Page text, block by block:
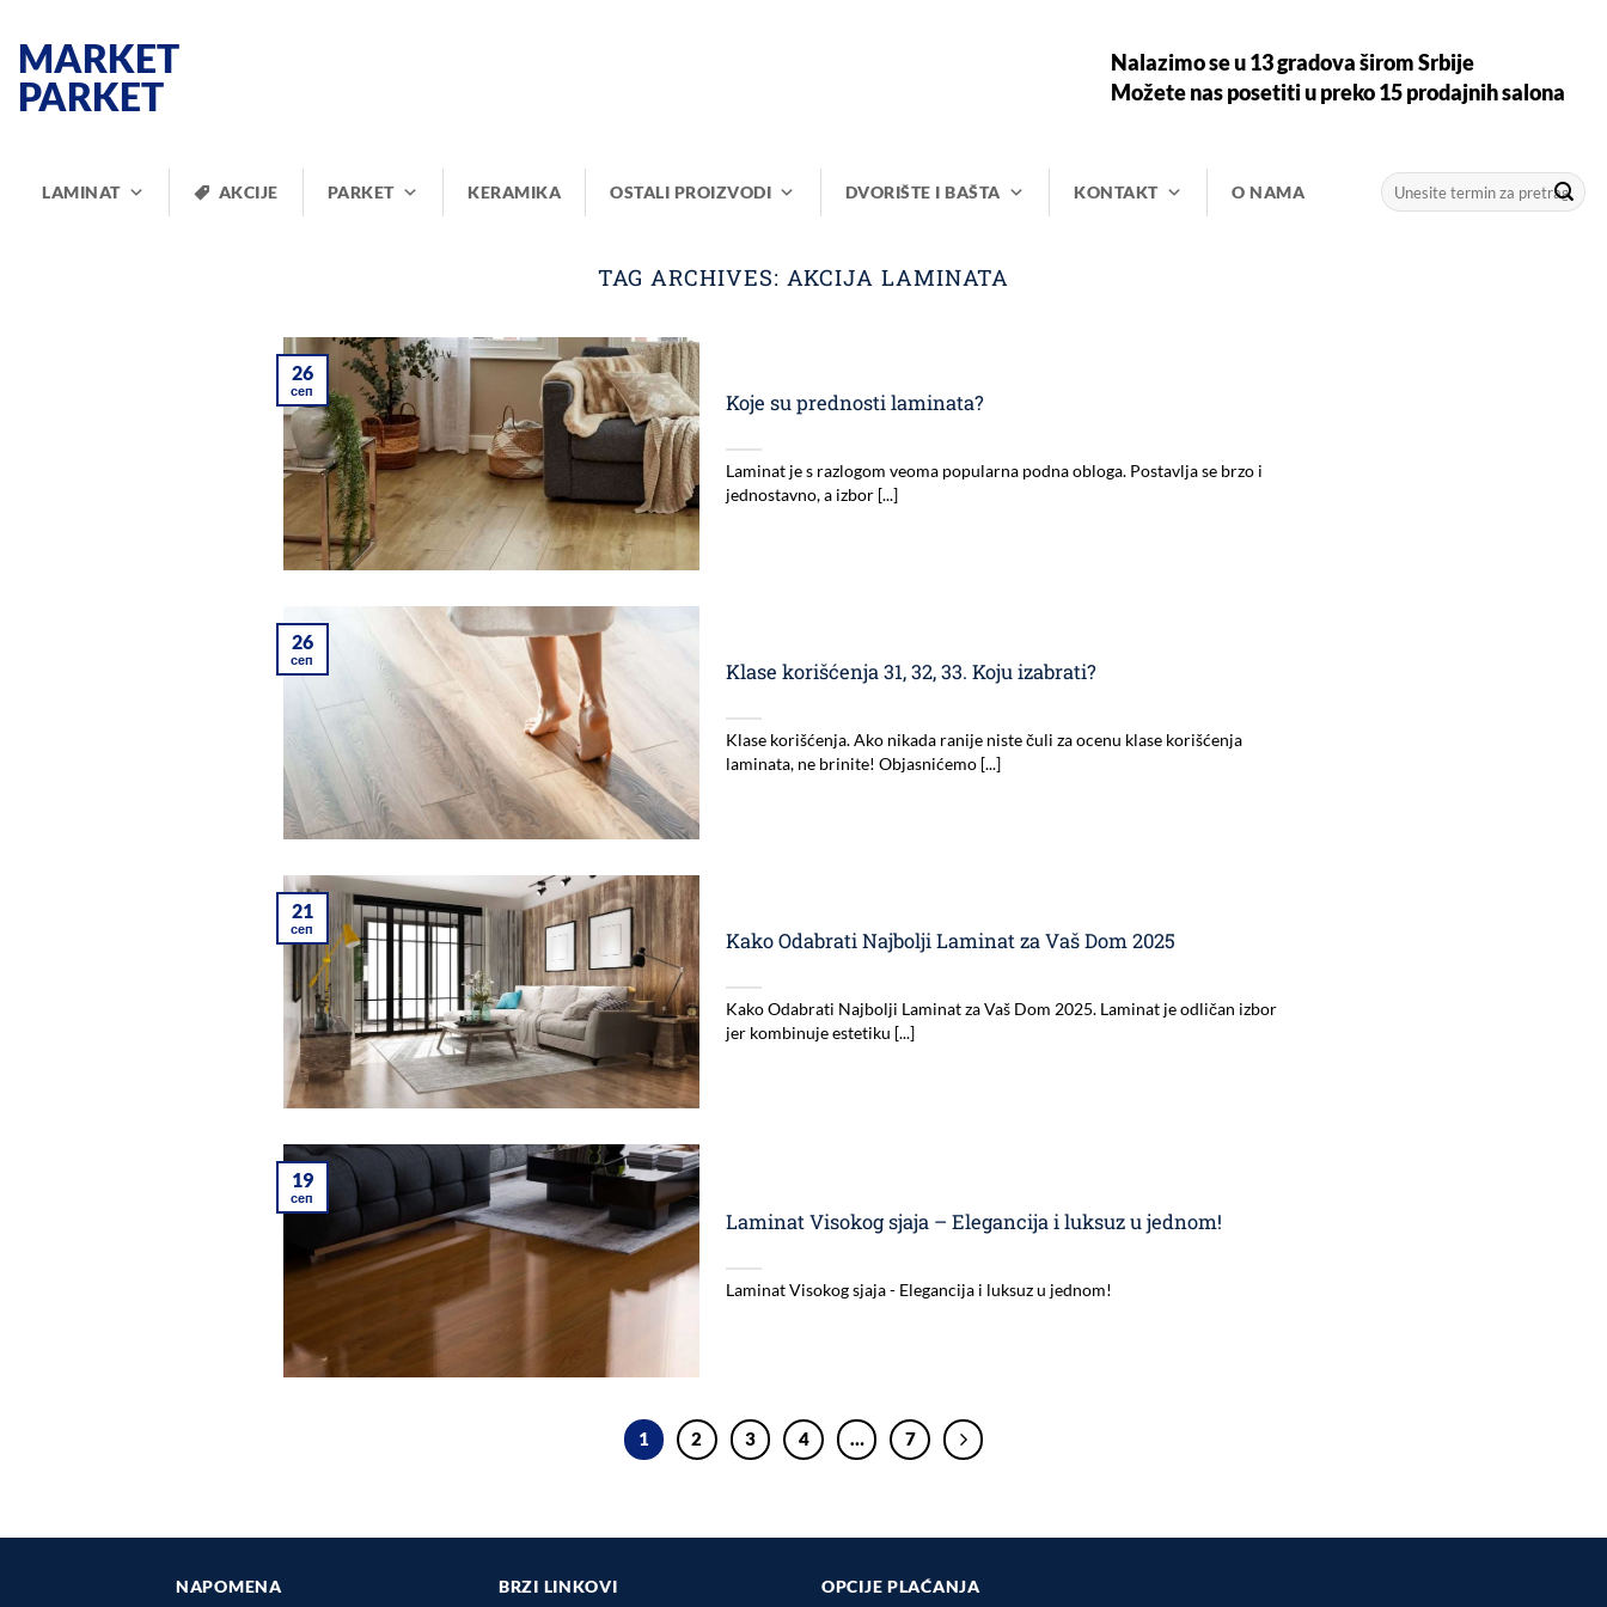
садржај
MARKET
PARKET
Nalazimo se u 13 gradova širom Srbije
Možete nas posetiti u preko 15 prodajnih salona
LAMINAT AKCIJE PARKET KERAMIKA OSTALI PROIZVODI DVORIŠTE I BAŠTA KONTAKT O NAMA
Претрага
за:
TAG ARCHIVES: AKCIJA LAMINATA
Koje su prednosti laminata?
Laminat je s razlogom veoma popularna podna obloga. Postavlja se brzo i
jednostavno, a izbor [...]
26
сеп
Klase korišćenja 31, 32, 33. Koju izabrati?
Klase korišćenja. Ako nikada ranije niste čuli za ocenu klase korišćenja
laminata, ne brinite! Objasnićemo [...]
26
сеп
Kako Odabrati Najbolji Laminat za Vaš Dom 2025
Kako Odabrati Najbolji Laminat za Vaš Dom 2025. Laminat je odličan izbor
jer kombinuje estetiku [...]
21
сеп
Laminat Visokog sjaja – Elegancija i luksuz u jednom!
Laminat Visokog sjaja - Elegancija i luksuz u jednom!
19
сеп
1 2 3 4 … 7
NAPOMENA BRZI LINKOVI OPCIJE PLAĆANJA